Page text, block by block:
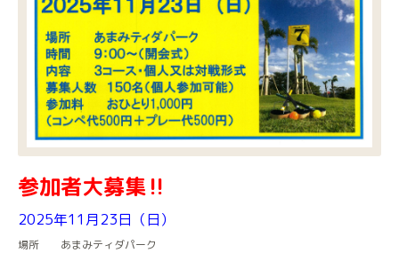
参加者大募集‼
2025年11月23日（日）
場所 あまみティダパーク